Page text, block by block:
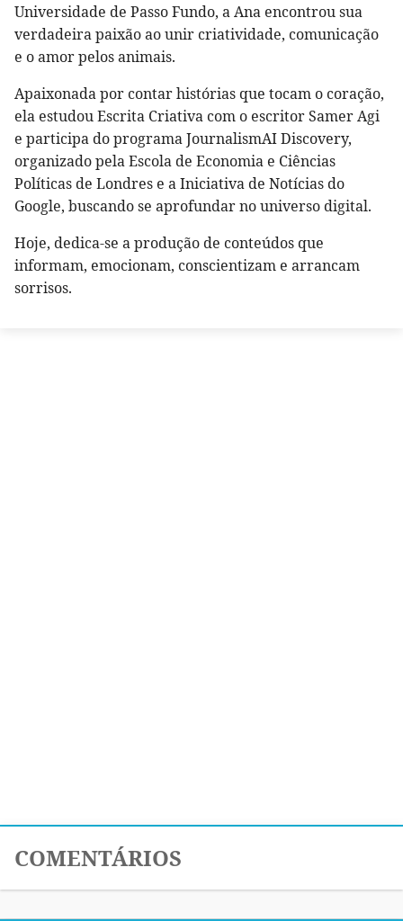
Universidade de Passo Fundo, a Ana encontrou sua
verdadeira paixão ao unir criatividade, comunicação
e o amor pelos animais.
Apaixonada por contar histórias que tocam o coração,
ela estudou Escrita Criativa com o escritor Samer Agi
e participa do programa JournalismAI Discovery,
organizado pela Escola de Economia e Ciências
Políticas de Londres e a Iniciativa de Notícias do
Google, buscando se aprofundar no universo digital.
Hoje, dedica-se a produção de conteúdos que
informam, emocionam, conscientizam e arrancam
sorrisos.
COMENTÁRIOS